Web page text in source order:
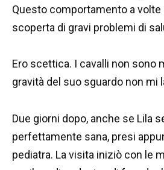
Questo comportamento a volte
scoperta di gravi problemi di
Ero scettica. I cavalli non sono
gravità del suo sguardo non mi
Due giorni dopo, anche se Lila
perfettamente sana, presi
pediatra. La visita iniziò con le